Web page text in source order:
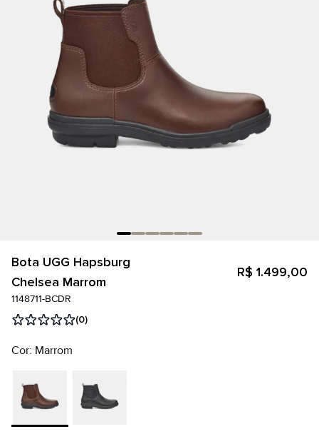
Bota UGG Hapsburg
Chelsea Marrom
R$ 1.499,00
1148711-BCDR
(0)
Cor: Marrom